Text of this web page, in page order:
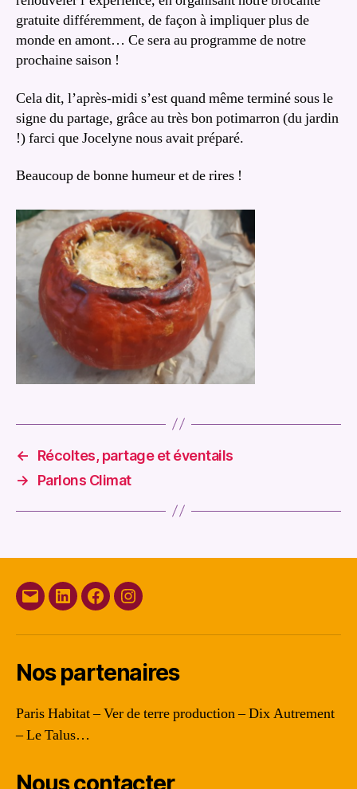
gratuite différemment, de façon à impliquer plus de
monde en amont… Ce sera au programme de notre
prochaine saison !
Cela dit, l’après-midi s’est quand même terminé sous le
signe du partage, grâce au très bon potimarron (du jardin
!) farci que Jocelyne nous avait préparé.
Beaucoup de bonne humeur et de rires !
←
Récoltes, partage et éventails
→
Parlons Climat
E-
LinkedinFacebookInstagram
Nos partenaires
Paris Habitat – Ver de terre production – Dix Autrement
– Le Talus…
Nous contacter